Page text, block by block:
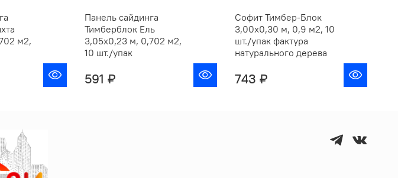
м2,
Панель сайдинга
Тимберблок Ель
3,05х0,23 м, 0,702 м2,
10 шт./упак
591 ₽
Софит Тимбер-Блок
3,00х0,30 м, 0,9 м2, 10
шт./упак фактура
натурального дерева
743 ₽